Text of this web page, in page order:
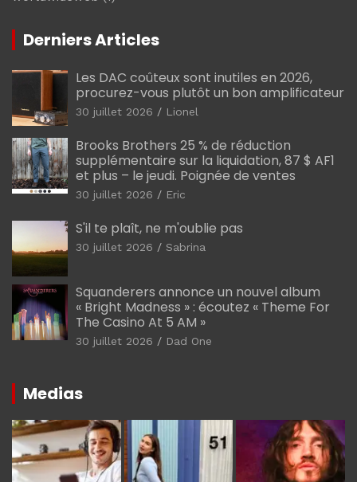
Derniers Articles
Les DAC coûteux sont inutiles en 2026,
procurez-vous plutôt un bon amplificateur
30 juillet 2026 Lionel
Brooks Brothers 25 % de réduction
supplémentaire sur la liquidation, 87 $ AF1
et plus – le jeudi. Poignée de ventes
30 juillet 2026 Eric
S'il te plaît, ne m'oublie pas
30 juillet 2026 Sabrina
Squanderers annonce un nouvel album
« Bright Madness » : écoutez « Theme For
The Casino At 5 AM »
30 juillet 2026 Dad One
Medias